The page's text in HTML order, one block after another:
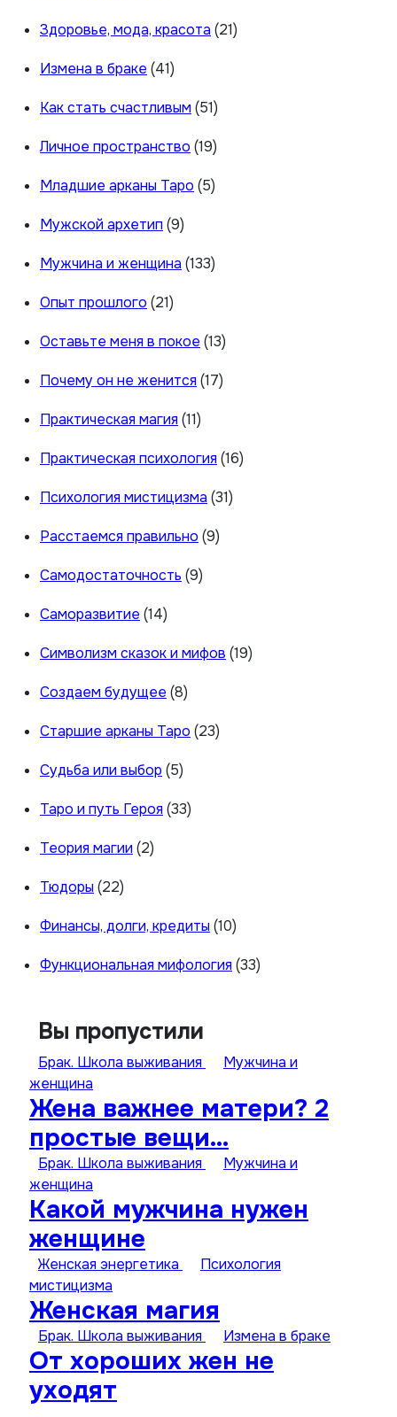
Здоровье, мода, красота (21)
Измена в браке (41)
Как стать счастливым (51)
Личное пространство (19)
Младшие арканы Таро (5)
Мужской архетип (9)
Мужчина и женщина (133)
Опыт прошлого (21)
Оставьте меня в покое (13)
Почему он не женится (17)
Практическая магия (11)
Практическая психология (16)
Психология мистицизма (31)
Расстаемся правильно (9)
Самодостаточность (9)
Саморазвитие (14)
Символизм сказок и мифов (19)
Создаем будущее (8)
Старшие арканы Таро (23)
Судьба или выбор (5)
Таро и путь Героя (33)
Теория магии (2)
Тюдоры (22)
Финансы, долги, кредиты (10)
Функциональная мифология (33)
Вы пропустили
Брак. Школа выживания
Мужчина и
женщина
Жена важнее матери? 2
простые вещи…
Брак. Школа выживания
Мужчина и
женщина
Какой мужчина нужен
женщине
Женская энергетика
Психология
мистицизма
Женская магия
Брак. Школа выживания Измена в браке
От хороших жен не
уходят